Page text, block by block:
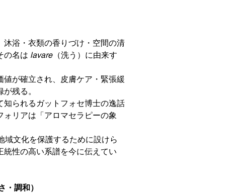
浴・衣類の香りづけ・空間の清
の名は lavare （洗う）に由来す
が確立され、皮膚ケア・緊張緩
残る。
られるガットフォセ博士の逸話
リアは「アロマセラピーの象
域文化を保護するために設けら
性の高い系譜を今に伝えてい
・調和）